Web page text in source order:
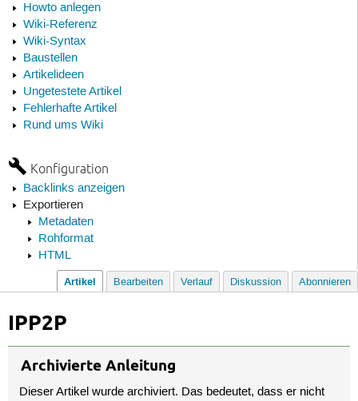
Howto anlegen
Wiki-Referenz
Wiki-Syntax
Baustellen
Artikelideen
Ungetestete Artikel
Fehlerhafte Artikel
Rund ums Wiki
Konfiguration
Backlinks anzeigen
Exportieren
Metadaten
Rohformat
HTML
Artikel Bearbeiten Verlauf Diskussion Abonnieren
IPP2P
Archivierte Anleitung
Dieser Artikel wurde archiviert. Das bedeutet, dass er nicht